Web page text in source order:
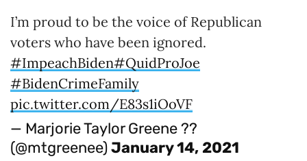
I’m proud to be the voice of Republican
voters who have been ignored.
#ImpeachBiden#QuidProJoe
#BidenCrimeFamily
pic.twitter.com/E83s1iOoVF
— Marjorie Taylor Greene ??
(@mtgreenee)January 14, 2021